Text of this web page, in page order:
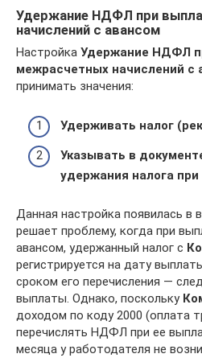
Удержание НДФЛ при
начислений с авансом
Настройка Удержание НДФЛ
межрасчетных начислений с
принимать значения:
Удерживать налог
Указывать в
удержания налога
Данная настройка появилась в
решает проблему, когда при
авансом, удержанный налог с
регистрируется на дату
сроком его перечисления —
выплаты. Однако, поскольку
доходом по коду 2000 (оплата
перечислять НДФЛ при ее
месяца у работодателя не